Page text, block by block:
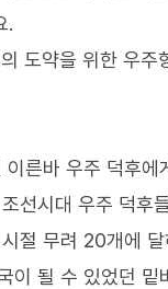
.
도약을 위한 우주
른바 우주 덕후
선시대 우주 덕후
절 무려 20개에
이 될 수 있었던